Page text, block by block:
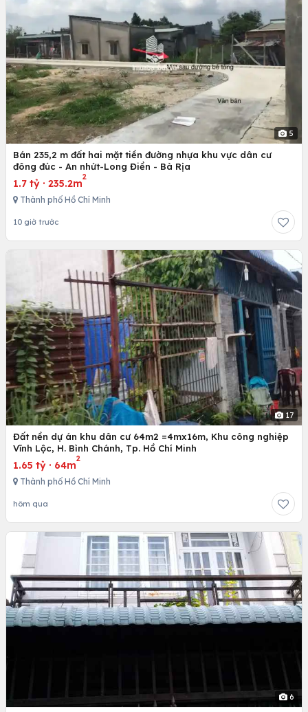
5
Bán 235,2 m đất hai mặt tiền đường nhựa khu vực dân cư
đông đúc - An nhứt-Long Điền - Bà Rịa
1.7 tỷ · 235.2m
2
Thành phố Hồ Chí Minh
10 giờ trước
17
Đất nền dự án khu dân cư 64m2 =4mx16m, Khu công nghiệp
Vĩnh Lộc, H. Bình Chánh, Tp. Hồ Chí Minh
1.65 tỷ · 64m
2
Thành phố Hồ Chí Minh
hôm qua
6